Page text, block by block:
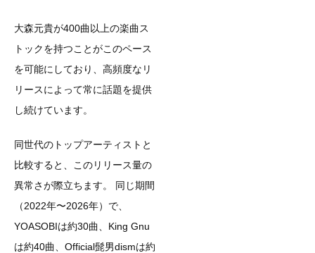
大森元貴が400曲以上の楽曲ス
トックを持つことがこのペース
を可能にしており、高頻度なリ
リースによって常に話題を提供
し続けています。
同世代のトップアーティストと
比較すると、このリリース量の
異常さが際立ちます。 同じ期間
（2022年〜2026年）で、
YOASOBIは約30曲、King Gnu
は約40曲、Official髭男dismは約